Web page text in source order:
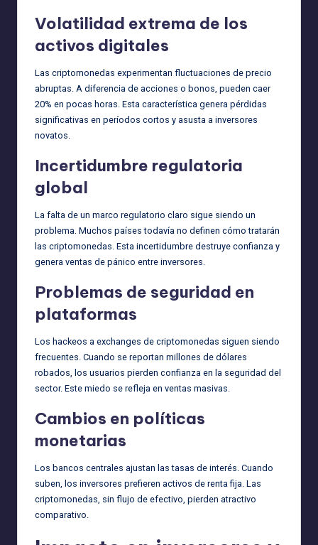
Volatilidad extrema de los
activos digitales
Las criptomonedas experimentan fluctuaciones de precio
abruptas. A diferencia de acciones o bonos, pueden caer
20% en pocas horas. Esta característica genera pérdidas
significativas en períodos cortos y asusta a inversores
novatos.
Incertidumbre regulatoria
global
La falta de un marco regulatorio claro sigue siendo un
problema. Muchos países todavía no definen cómo tratarán
las criptomonedas. Esta incertidumbre destruye confianza y
genera ventas de pánico entre inversores.
Problemas de seguridad en
plataformas
Los hackeos a exchanges de criptomonedas siguen siendo
frecuentes. Cuando se reportan millones de dólares
robados, los usuarios pierden confianza en la seguridad del
sector. Este miedo se refleja en ventas masivas.
Cambios en políticas
monetarias
Los bancos centrales ajustan las tasas de interés. Cuando
suben, los inversores prefieren activos de renta fija. Las
criptomonedas, sin flujo de efectivo, pierden atractivo
comparativo.